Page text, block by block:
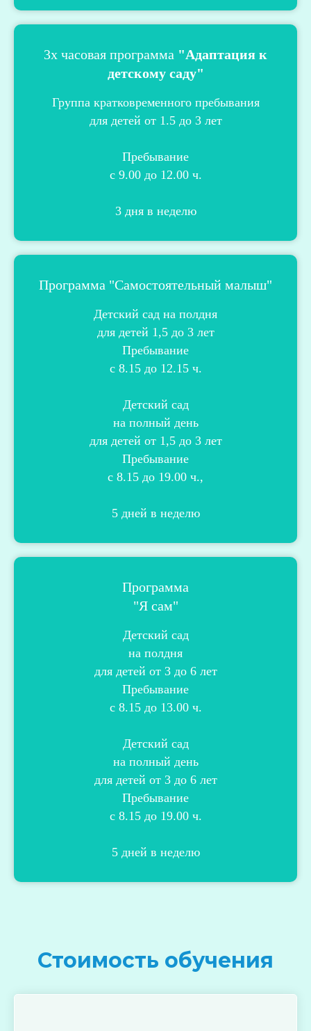
3х часовая программа "Адаптация к
детскому саду"
Группа кратковременного пребывания
для детей от 1.5 до 3 лет
Пребывание
с 9.00 до 12.00 ч.
3 дня в неделю
Программа "Самостоятельный малыш"
Детский сад на полдня
для детей 1,5 до 3 лет
Пребывание
с 8.15 до 12.15 ч.
Детский сад
на полный день
для детей от 1,5 до 3 лет
Пребывание
с 8.15 до 19.00 ч.,
5 дней в неделю
Программа
"Я сам"
Детский сад
на полдня
для детей от 3 до 6 лет
Пребывание
с 8.15 до 13.00 ч.
Детский сад
на полный день
для детей от 3 до 6 лет
Пребывание
с 8.15 до 19.00 ч.
5 дней в неделю
Стоимость обучения